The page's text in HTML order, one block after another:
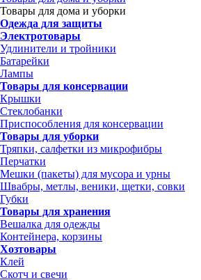
Товары для дома и уборки
Одежда для защиты
Электротовары
Удлинители и тройники
Батарейки
Лампы
Товары для консервации
Крышки
Стеклобанки
Приспособления для консервации
Товары для уборки
Тряпки, салфетки из микрофибры
Перчатки
Мешки (пакеты) для мусора и урны
Швабры, метлы, веники, щетки, совки
Губки
Товары для хранения
Вешалка для одежды
Контейнера, корзины
Хозтовары
Клей
Скотч и свечи